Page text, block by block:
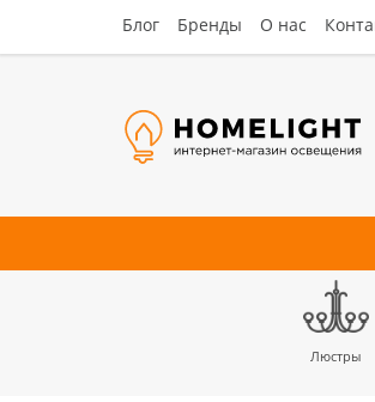
Блог Бренды О нас
Люстры